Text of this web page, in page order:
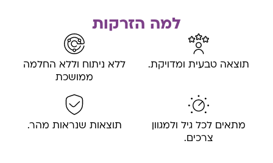
למה הזרקות
תוצאה טבעית ומדויקת.
ללא ניתוח וללא החלמה
ממושכת
מתאים לכל גיל ולמגוון
צרכים.
תוצאות שנראות מהר.